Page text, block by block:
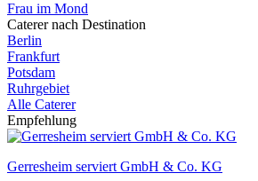
Frau im Mond
Caterer nach Destination
Berlin
Frankfurt
Potsdam
Ruhrgebiet
Alle Caterer
Empfehlung
Gerresheim serviert GmbH & Co. KG